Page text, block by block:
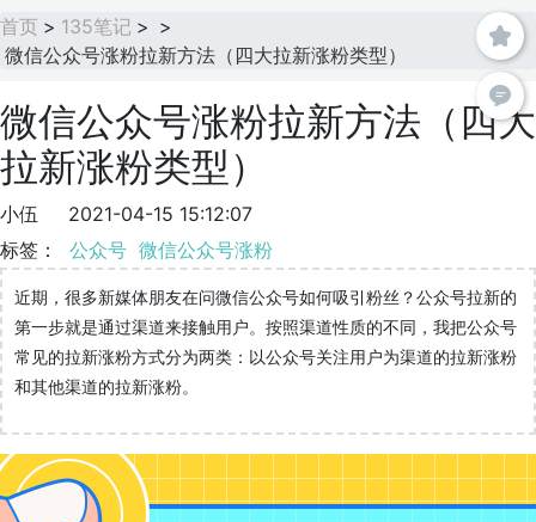
首页 > 135笔记 > >
微信公众号涨粉拉新方法（四大拉新涨粉类型）
微信公众号涨粉拉新方法（四大
拉新涨粉类型）
小伍
2021-04-15 15:12:07
标签： 公众号 微信公众号涨粉
近期，很多新媒体朋友在问微信公众号如何吸引粉丝？公众号拉新的
第一步就是通过渠道来接触用户。按照渠道性质的不同，我把公众号
常见的拉新涨粉方式分为两类：以公众号关注用户为渠道的拉新涨粉
和其他渠道的拉新涨粉。